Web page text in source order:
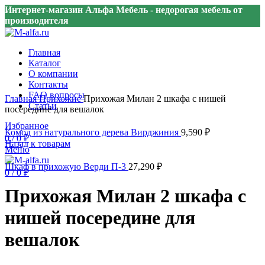
Интернет-магазин Альфа Мебель - недорогая мебель от
производителя
Главная
Каталог
О компании
Контакты
FAQ вопросы
Статьи
Избранное
0/ 0₽
Меню
0/ 0₽
Нажмите, чтобы увеличить
ГлавнаяПрихожиеПрихожая Милан 2 шкафа с нишей
посередине для вешалок
Комод из натурального дерева Вирджиния 9,590 ₽
Назад к товарам
Шкаф в прихожую Верди П-3 27,290 ₽
Прихожая Милан 2 шкафа с
нишей посередине для
вешалок